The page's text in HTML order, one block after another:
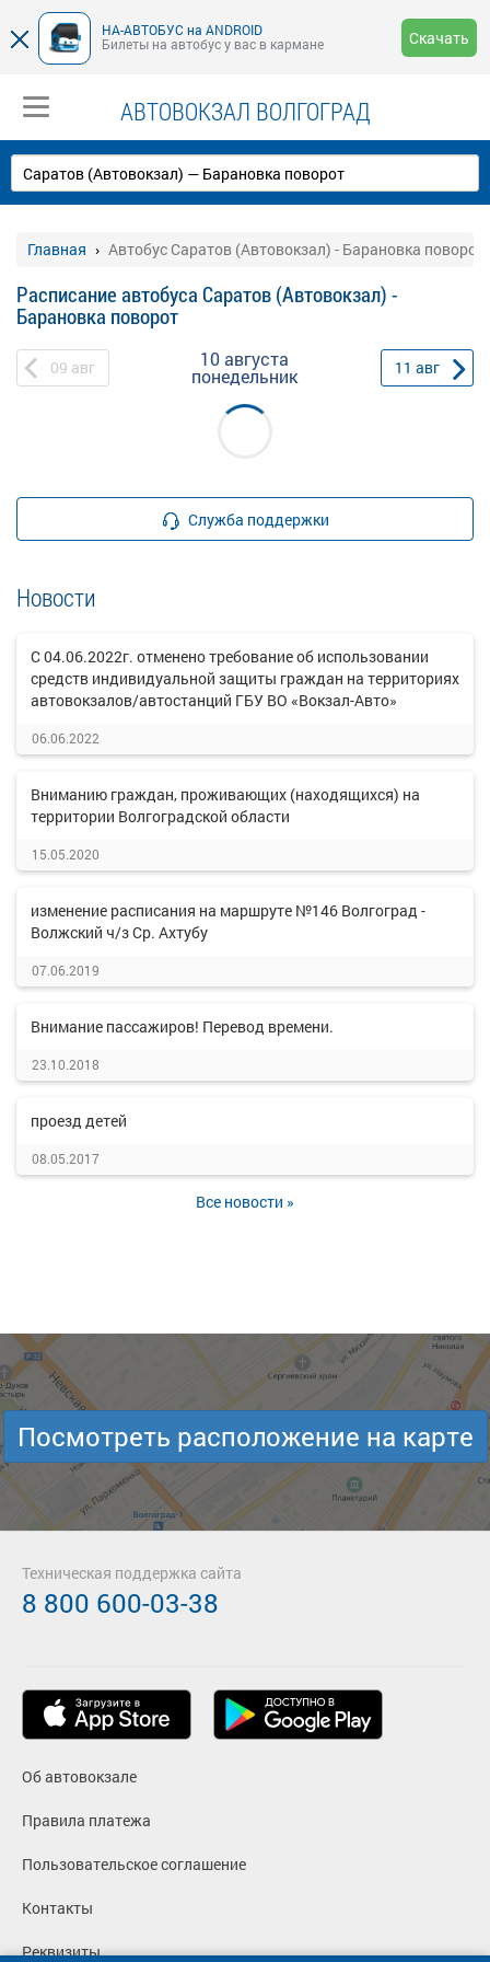
НА-АВТОБУС на ANDROID
Билеты на автобус у вас в кармане
Скачать
АВТОВОКЗАЛ ВОЛГОГРАД
Главная Автобус Саратов (Автовокзал) - Барановка поворот
Расписание автобуса Саратов (Автовокзал) -
Барановка поворот
09 авг 10 августа
понедельник 11 авг
Служба поддержки
Новости
С 04.06.2022г. отменено требование об использовании
средств индивидуальной защиты граждан на территориях
автовокзалов/автостанций ГБУ ВО «Вокзал-Авто»
06.06.2022
Вниманию граждан, проживающих (находящихся) на
территории Волгоградской области
15.05.2020
изменение расписания на маршруте №146 Волгоград -
Волжский ч/з Ср. Ахтубу
07.06.2019
Внимание пассажиров! Перевод времени.
23.10.2018
проезд детей
08.05.2017
Все новости »
Посмотреть расположение на карте
Об автовокзале
Правила платежа
Пользовательское соглашение
Контакты
Реквизиты
Техническая поддержка сайта
8 800 600-03-38